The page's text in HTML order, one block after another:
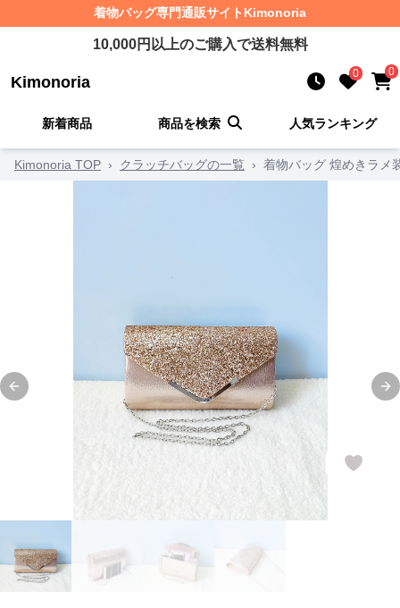
着物バッグ専門通販サイト Kimonoria
10,000円以上のご購入で送料無料
Kimonoria 0 0
新着商品 商品を検索 人気ランキング
Kimonoria TOP › クラッチバッグの一覧 › 着物バッグ 煌めきラメ
Previous slide